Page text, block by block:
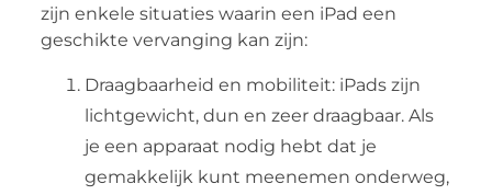
zijn enkele situaties waarin een iPad een
geschikte vervanging kan zijn:
Draagbaarheid en mobiliteit: iPads zijn
lichtgewicht, dun en zeer draagbaar. Als
je een apparaat nodig hebt dat je
gemakkelijk kunt meenemen onderweg,